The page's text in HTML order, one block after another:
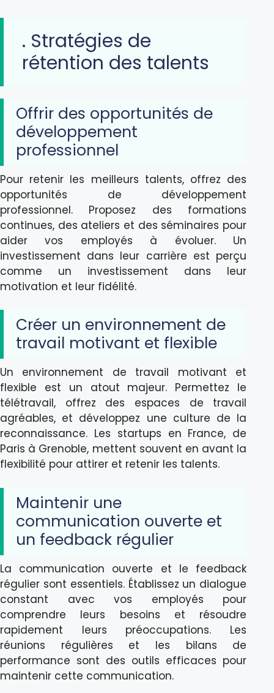
. Stratégies de
rétention des talents
Offrir des opportunités de
développement
professionnel
Pour retenir les meilleurs talents, offrez des
opportunités de développement
professionnel. Proposez des formations
continues, des ateliers et des séminaires pour
aider vos employés à évoluer. Un
investissement dans leur carrière est perçu
comme un investissement dans leur
motivation et leur fidélité.
Créer un environnement de
travail motivant et flexible
Un environnement de travail motivant et
flexible est un atout majeur. Permettez le
télétravail, offrez des espaces de travail
agréables, et développez une culture de la
reconnaissance. Les startups en France, de
Paris à Grenoble, mettent souvent en avant la
flexibilité pour attirer et retenir les talents.
Maintenir une
communication ouverte et
un feedback régulier
La communication ouverte et le feedback
régulier sont essentiels. Établissez un dialogue
constant avec vos employés pour
comprendre leurs besoins et résoudre
rapidement leurs préoccupations. Les
réunions régulières et les bilans de
performance sont des outils efficaces pour
maintenir cette communication.